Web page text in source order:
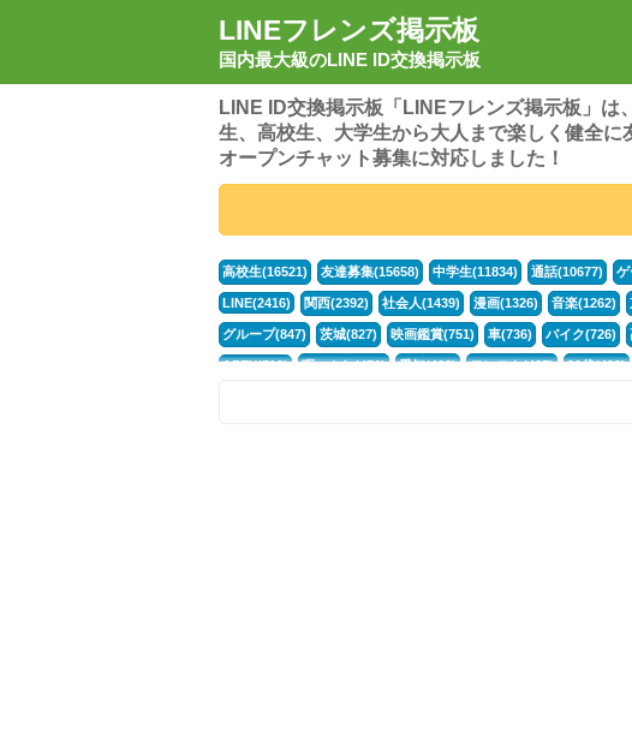
LINEフレンズ掲示板
国内最大級のLINE ID交換掲示板
LINE ID交換掲示板「LINEフレンズ掲示板」
生、高校生、大学生から大人まで楽しく健全に
オープンチャット募集に対応しました！
高校生(16521) 友達募集(15658) 中学生(11834) 通話(10677) ゲ
LINE(2416) 関西(2392) 社会人(1439) 漫画(1326) 音楽(1262)
グループ(847) 茨城(827) 映画鑑賞(751) 車(736) バイク(726)
APEX(519) 暇つぶし(476) 愛知(468) モンスト(465) 30代(433)